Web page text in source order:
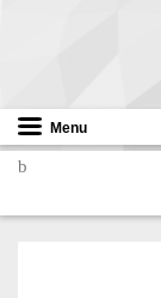
Menu